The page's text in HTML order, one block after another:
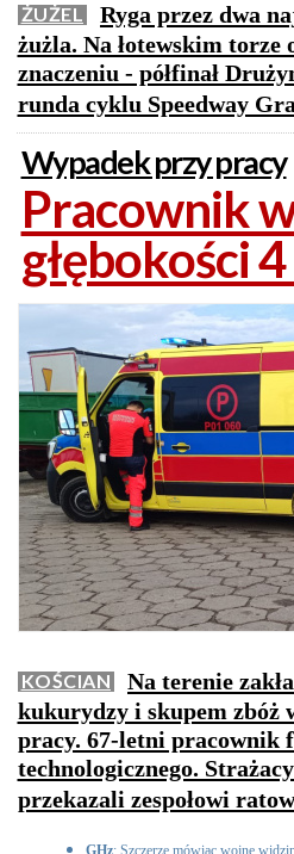
ŻUŻEL
Ryga przez dwa
żużla. Na łotewskim
znaczeniu - półfinał
runda cyklu Speedway
Wypadek przy pracy
Pracownik
głębokości
KOŚCIAN
Na terenie
kukurydzy i skupem zbóż
pracy. 67-letni pracownik
technologicznego.
przekazali zespołowi
GHz: Szczerze mówiąc wojnę